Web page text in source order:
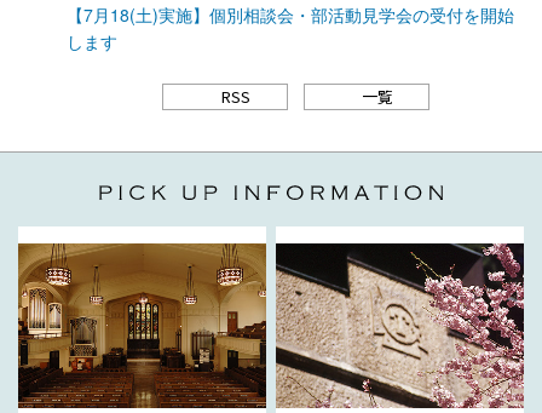
【7月18(土)実施】個別相談会・部活動見学会の受付を開始
します
RSS 一覧